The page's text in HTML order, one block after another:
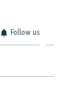
Follow us